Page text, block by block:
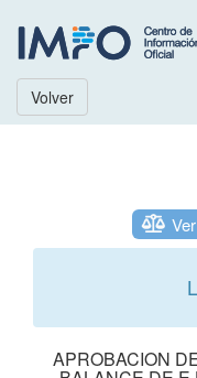
Volver
APROBACION